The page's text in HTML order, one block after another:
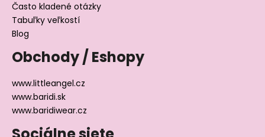
Často kladené otázky
Tabuľky veľkostí
Blog
Obchody / Eshopy
www.littleangel.cz
www.baridi.sk
www.baridiwear.cz